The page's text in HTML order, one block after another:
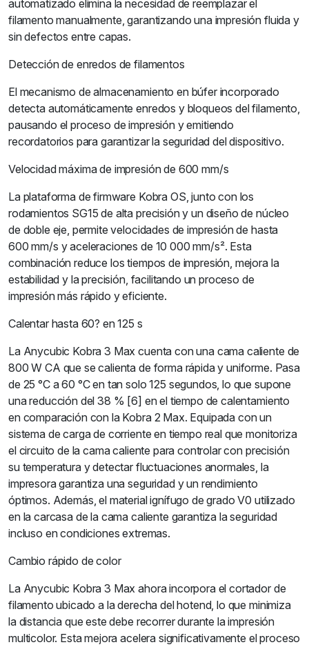
automatizado elimina la necesidad de reemplazar el
filamento manualmente, garantizando una impresión fluida y
sin defectos entre capas.
Detección de enredos de filamentos
El mecanismo de almacenamiento en búfer incorporado
detecta automáticamente enredos y bloqueos del filamento,
pausando el proceso de impresión y emitiendo
recordatorios para garantizar la seguridad del dispositivo.
Velocidad máxima de impresión de 600 mm/s
La plataforma de firmware Kobra OS, junto con los
rodamientos SG15 de alta precisión y un diseño de núcleo
de doble eje, permite velocidades de impresión de hasta
600 mm/s y aceleraciones de 10 000 mm/s². Esta
combinación reduce los tiempos de impresión, mejora la
estabilidad y la precisión, facilitando un proceso de
impresión más rápido y eficiente.
Calentar hasta 60? en 125 s
La Anycubic Kobra 3 Max cuenta con una cama caliente de
800 W CA que se calienta de forma rápida y uniforme. Pasa
de 25 °C a 60 °C en tan solo 125 segundos, lo que supone
una reducción del 38 % [6] en el tiempo de calentamiento
en comparación con la Kobra 2 Max. Equipada con un
sistema de carga de corriente en tiempo real que monitoriza
el circuito de la cama caliente para controlar con precisión
su temperatura y detectar fluctuaciones anormales, la
impresora garantiza una seguridad y un rendimiento
óptimos. Además, el material ignífugo de grado V0 utilizado
en la carcasa de la cama caliente garantiza la seguridad
incluso en condiciones extremas.
Cambio rápido de color
La Anycubic Kobra 3 Max ahora incorpora el cortador de
filamento ubicado a la derecha del hotend, lo que minimiza
la distancia que este debe recorrer durante la impresión
multicolor. Esta mejora acelera significativamente el proceso